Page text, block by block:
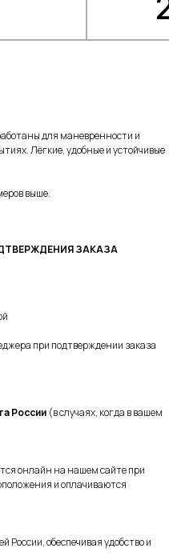
для маневренности и
Лёгкие, удобные и устойчивые
выше.
ЗАКАЗА
при подтверждении заказа
России (в случаях, когда в вашем
онлайн на нашем сайте при
и оплачиваются
России, обеспечивая удобство и